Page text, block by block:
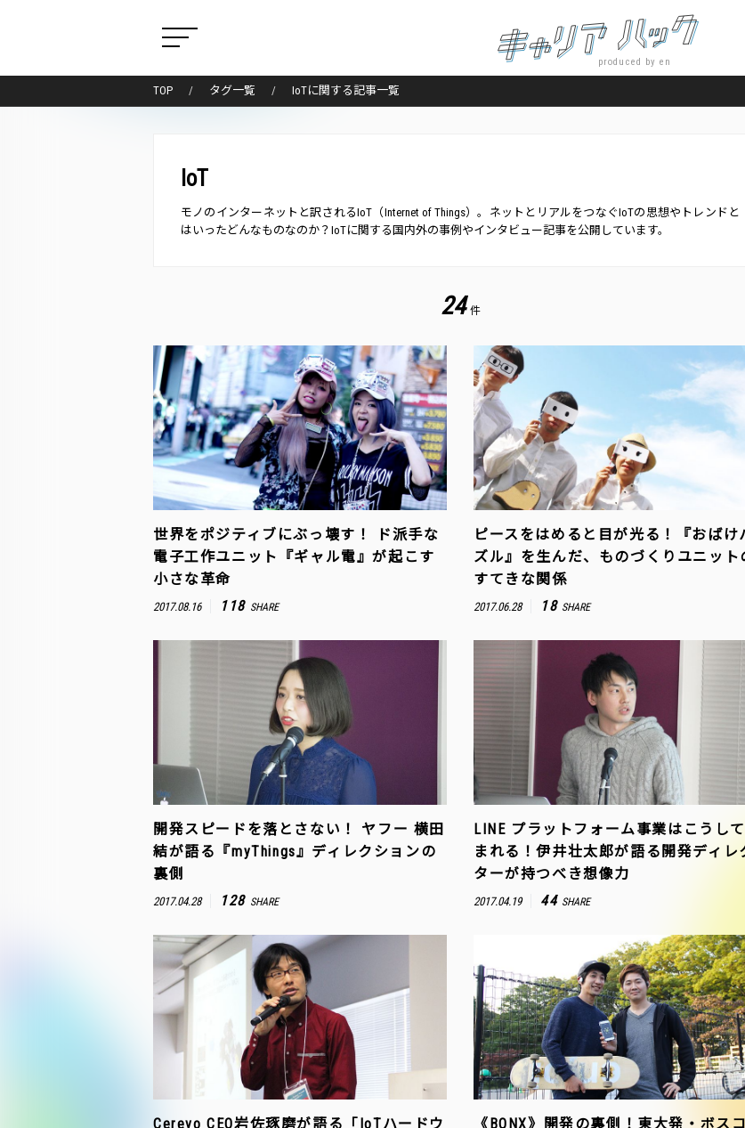
produced by en
TOP タグ一覧 IoTに関する記事一覧
IoT
モノのインターネットと訳されるIoT（Internet of Things）。ネットとリアルをつなぐIoTの思想やトレンドと
はいったどんなものなのか？IoTに関する国内外の事例やインタビュー記事を公開しています。
24 件
世界をポジティブにぶっ壊す！ ド派手な
電子工作ユニット『ギャル電』が起こす
小さな革命
2017.08.16 118 SHARE
ピースをはめると目が光る！『おばけ
ズル』を生んだ、ものづくりユニット
すてきな関係
2017.06.28 18 SHARE
開発スピードを落とさない！ ヤフー 横田
結が語る『myThings』ディレクションの
裏側
2017.04.28 128 SHARE
LINE プラットフォーム事業はこうし
まれる！伊井壮太郎が語る開発ディレ
ターが持つべき想像力
2017.04.19 44 SHARE
Cerevo CEO岩佐琢磨が語る「IoTハードウ
《BONX》開発の裏側！東大発・ボス